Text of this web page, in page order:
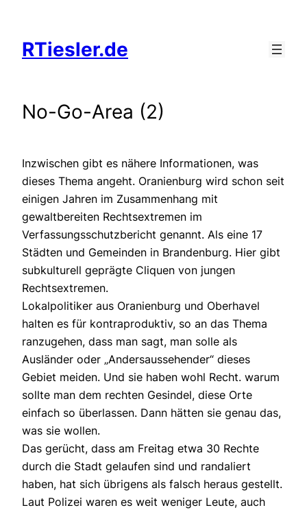
springen
RTiesler.de
No-Go-Area (2)
Inzwischen gibt es nähere Informationen, was
dieses Thema angeht. Oranienburg wird schon seit
einigen Jahren im Zusammenhang mit
gewaltbereiten Rechtsextremen im
Verfassungsschutzbericht genannt. Als eine 17
Städten und Gemeinden in Brandenburg. Hier gibt
subkulturell geprägte Cliquen von jungen
Rechtsextremen.
Lokalpolitiker aus Oranienburg und Oberhavel
halten es für kontraproduktiv, so an das Thema
ranzugehen, dass man sagt, man solle als
Ausländer oder „Andersaussehender“ dieses
Gebiet meiden. Und sie haben wohl Recht. warum
sollte man dem rechten Gesindel, diese Orte
einfach so überlassen. Dann hätten sie genau das,
was sie wollen.
Das gerücht, dass am Freitag etwa 30 Rechte
durch die Stadt gelaufen sind und randaliert
haben, hat sich übrigens als falsch heraus gestellt.
Laut Polizei waren es weit weniger Leute, auch